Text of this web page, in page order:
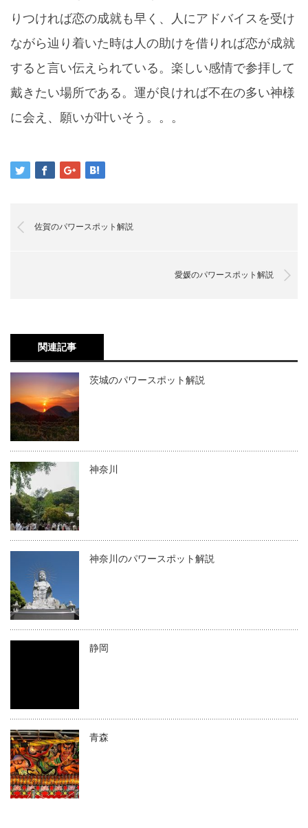
りつければ恋の成就も早く、人にアドバイスを受け
ながら辿り着いた時は人の助けを借りれば恋が成就
すると言い伝えられている。楽しい感情で参拝して
戴きたい場所である。運が良ければ不在の多い神様
に会え、願いが叶いそう。。。
佐賀のパワースポット解説
愛媛のパワースポット解説
関連記事
茨城のパワースポット解説
神奈川
神奈川のパワースポット解説
静岡
青森